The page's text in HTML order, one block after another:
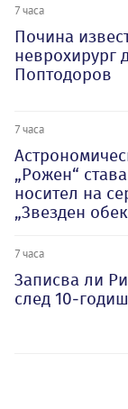
7 часа
Почина
неврохирург
Поптодоров
7 часа
„Рожен“
носител на
„Звезден
7 часа
Записва ли
след 10-